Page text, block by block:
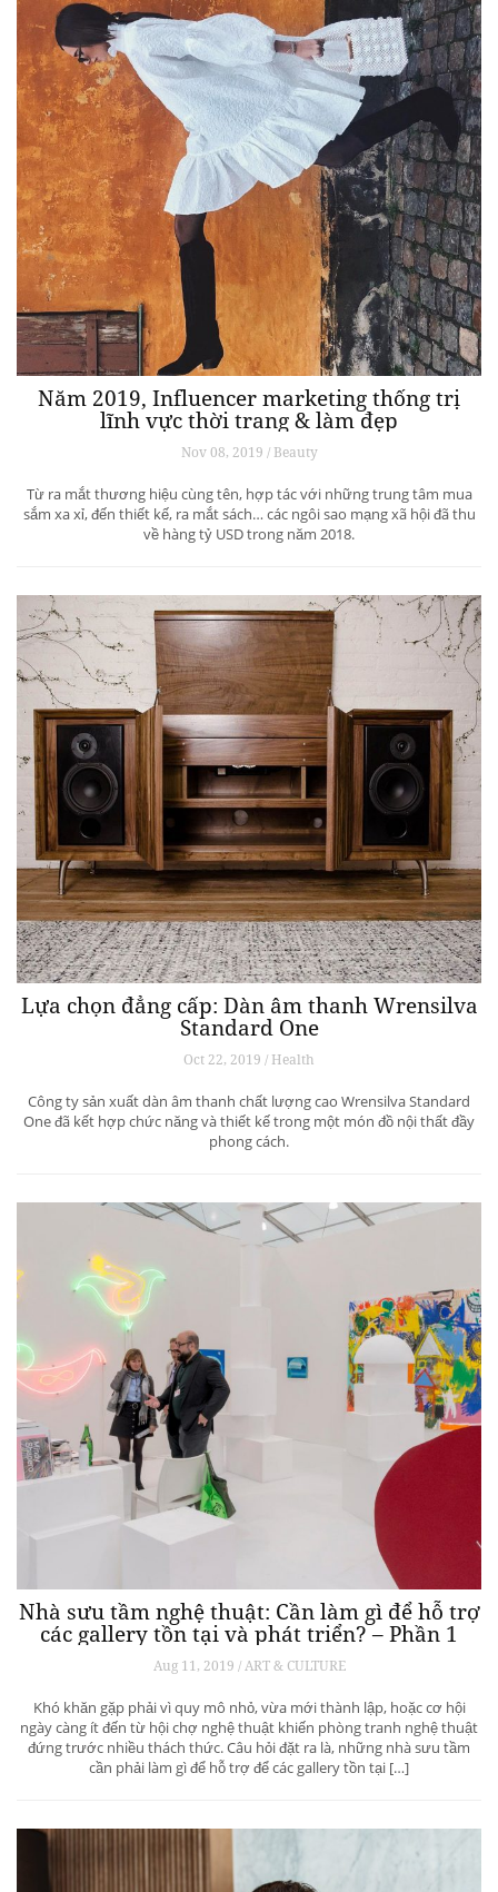
Năm 2019, Influencer marketing thống trị
lĩnh vực thời trang & làm đẹp
Nov 08, 2019 / Beauty
Từ ra mắt thương hiệu cùng tên, hợp tác với những trung tâm mua
sắm xa xỉ, đến thiết kế, ra mắt sách… các ngôi sao mạng xã hội đã thu
về hàng tỷ USD trong năm 2018.
Lựa chọn đẳng cấp: Dàn âm thanh Wrensilva
Standard One
Oct 22, 2019 / Health
Công ty sản xuất dàn âm thanh chất lượng cao Wrensilva Standard
One đã kết hợp chức năng và thiết kế trong một món đồ nội thất đầy
phong cách.
Nhà sưu tầm nghệ thuật: Cần làm gì để hỗ trợ
các gallery tồn tại và phát triển? – Phần 1
Aug 11, 2019 / ART & CULTURE
Khó khăn gặp phải vì quy mô nhỏ, vừa mới thành lập, hoặc cơ hội
ngày càng ít đến từ hội chợ nghệ thuật khiến phòng tranh nghệ thuật
đứng trước nhiều thách thức. Câu hỏi đặt ra là, những nhà sưu tầm
cần phải làm gì để hỗ trợ để các gallery tồn tại […]